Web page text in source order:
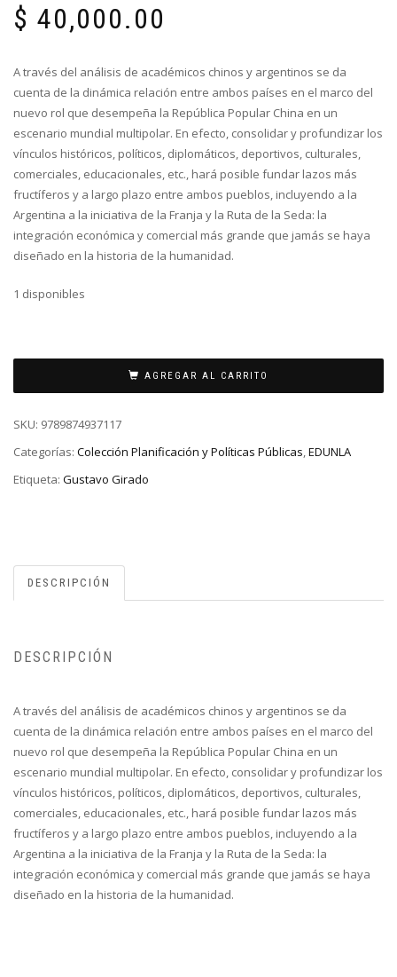
$ 40,000.00
A través del análisis de académicos chinos y argentinos se da
cuenta de la dinámica relación entre ambos países en el marco del
nuevo rol que desempeña la República Popular China en un
escenario mundial multipolar. En efecto, consolidar y profundizar los
vínculos históricos, políticos, diplomáticos, deportivos, culturales,
comerciales, educacionales, etc., hará posible fundar lazos más
fructíferos y a largo plazo entre ambos pueblos, incluyendo a la
Argentina a la iniciativa de la Franja y la Ruta de la Seda: la
integración económica y comercial más grande que jamás se haya
diseñado en la historia de la humanidad.
1 disponibles
AGREGAR AL CARRITO
SKU: 9789874937117
Categorías: Colección Planificación y Políticas Públicas,EDUNLA
Etiqueta: Gustavo Girado
DESCRIPCIÓN
DESCRIPCIÓN
A través del análisis de académicos chinos y argentinos se da
cuenta de la dinámica relación entre ambos países en el marco del
nuevo rol que desempeña la República Popular China en un
escenario mundial multipolar. En efecto, consolidar y profundizar los
vínculos históricos, políticos, diplomáticos, deportivos, culturales,
comerciales, educacionales, etc., hará posible fundar lazos más
fructíferos y a largo plazo entre ambos pueblos, incluyendo a la
Argentina a la iniciativa de la Franja y la Ruta de la Seda: la
integración económica y comercial más grande que jamás se haya
diseñado en la historia de la humanidad.